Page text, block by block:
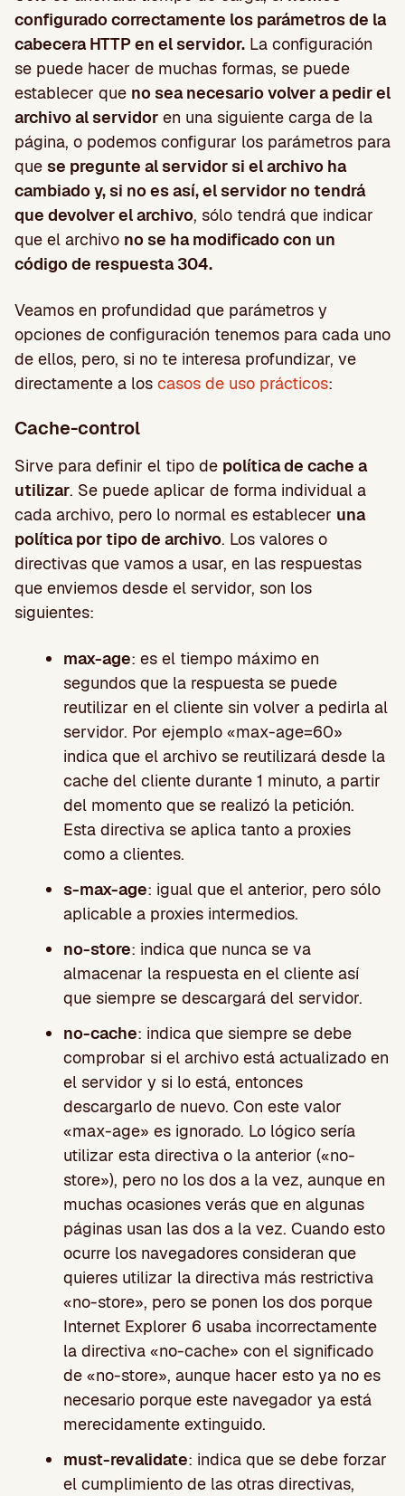
configurado correctamente los parámetros de la
cabecera HTTP en el servidor. La configuración
se puede hacer de muchas formas, se puede
establecer que no sea necesario volver a pedir el
archivo al servidor en una siguiente carga de la
página, o podemos configurar los parámetros para
que se pregunte al servidor si el archivo ha
cambiado y, si no es así, el servidor no tendrá
que devolver el archivo, sólo tendrá que indicar
que el archivo no se ha modificado con un
código de respuesta 304.
Veamos en profundidad que parámetros y
opciones de configuración tenemos para cada uno
de ellos, pero, si no te interesa profundizar, ve
directamente a los casos de uso prácticos:
Cache-control
Sirve para definir el tipo de política de cache a
utilizar. Se puede aplicar de forma individual a
cada archivo, pero lo normal es establecer una
política por tipo de archivo. Los valores o
directivas que vamos a usar, en las respuestas
que enviemos desde el servidor, son los
siguientes:
max-age: es el tiempo máximo en
segundos que la respuesta se puede
reutilizar en el cliente sin volver a pedirla al
servidor. Por ejemplo «max-age=60»
indica que el archivo se reutilizará desde la
cache del cliente durante 1 minuto, a partir
del momento que se realizó la petición.
Esta directiva se aplica tanto a proxies
como a clientes.
s-max-age: igual que el anterior, pero sólo
aplicable a proxies intermedios.
no-store: indica que nunca se va
almacenar la respuesta en el cliente así
que siempre se descargará del servidor.
no-cache: indica que siempre se debe
comprobar si el archivo está actualizado en
el servidor y si lo está, entonces
descargarlo de nuevo. Con este valor
«max-age» es ignorado. Lo lógico sería
utilizar esta directiva o la anterior («no-
store»), pero no los dos a la vez, aunque en
muchas ocasiones verás que en algunas
páginas usan las dos a la vez. Cuando esto
ocurre los navegadores consideran que
quieres utilizar la directiva más restrictiva
«no-store», pero se ponen los dos porque
Internet Explorer 6 usaba incorrectamente
la directiva «no-cache» con el significado
de «no-store», aunque hacer esto ya no es
necesario porque este navegador ya está
merecidamente extinguido.
must-revalidate: indica que se debe forzar
el cumplimiento de las otras directivas,